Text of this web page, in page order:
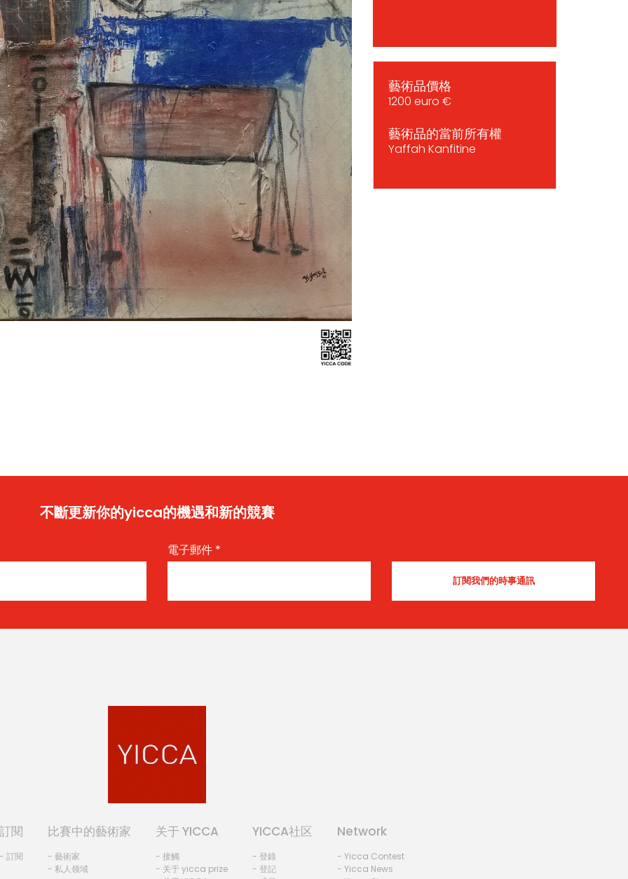
藝術品價格
1200 euro €
藝術品的當前所有權
Yaffah Kanfitine
不斷更新你的yicca的機遇和新的競賽
電子郵件 *
訂閱
- 訂閱
比賽中的藝術家
- 藝術家
- 私人领域
关于 YICCA
- 接觸
- 关于 yicca prize
YICCA社区
- 登錄
- 登記
Network
- Yicca Contest
- Yicca News